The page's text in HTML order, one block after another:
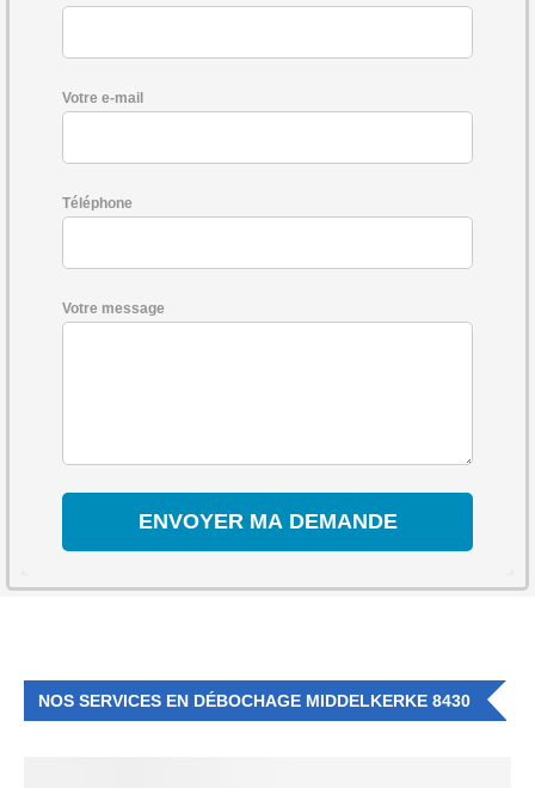
Votre e-mail
Téléphone
Votre message
NOS SERVICES EN DÉBOCHAGE MIDDELKERKE 8430